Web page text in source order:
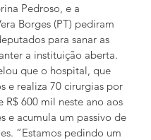
Pedroso, e a
Borges (PT) pediram
para sanar as
a instituição aberta.
que o hospital, que
e realiza 70 cirurgias por
R$ 600 mil neste ano aos
e acumula um passivo de
“Estamos pedindo um